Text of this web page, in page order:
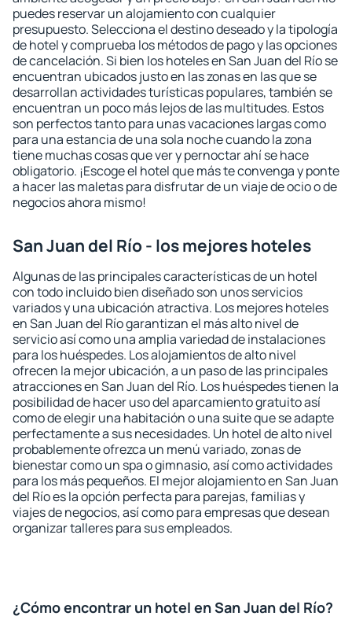
puedes reservar un alojamiento con cualquier
presupuesto. Selecciona el destino deseado y la tipología
de hotel y comprueba los métodos de pago y las opciones
de cancelación. Si bien los hoteles en San Juan del Río se
encuentran ubicados justo en las zonas en las que se
desarrollan actividades turísticas populares, también se
encuentran un poco más lejos de las multitudes. Estos
son perfectos tanto para unas vacaciones largas como
para una estancia de una sola noche cuando la zona
tiene muchas cosas que ver y pernoctar ahí se hace
obligatorio. ¡Escoge el hotel que más te convenga y ponte
a hacer las maletas para disfrutar de un viaje de ocio o de
negocios ahora mismo!
San Juan del Río - los mejores hoteles
Algunas de las principales características de un hotel
con todo incluido bien diseñado son unos servicios
variados y una ubicación atractiva. Los mejores hoteles
en San Juan del Río garantizan el más alto nivel de
servicio así como una amplia variedad de instalaciones
para los huéspedes. Los alojamientos de alto nivel
ofrecen la mejor ubicación, a un paso de las principales
atracciones en San Juan del Río. Los huéspedes tienen la
posibilidad de hacer uso del aparcamiento gratuito así
como de elegir una habitación o una suite que se adapte
perfectamente a sus necesidades. Un hotel de alto nivel
probablemente ofrezca un menú variado, zonas de
bienestar como un spa o gimnasio, así como actividades
para los más pequeños. El mejor alojamiento en San Juan
del Río es la opción perfecta para parejas, familias y
viajes de negocios, así como para empresas que desean
organizar talleres para sus empleados.
¿Cómo encontrar un hotel en San Juan del Río?